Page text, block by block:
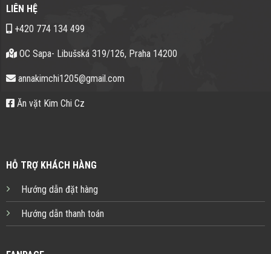
LIÊN HỆ
+420 774 134 499
OC Sapa- Libušská 319/126, Praha 14200
annakimchi1205@gmail.com
Ăn vặt Kim Chi Cz
HỖ TRỢ KHÁCH HÀNG
Hướng dẫn đặt hàng
Hướng dẫn thanh toán